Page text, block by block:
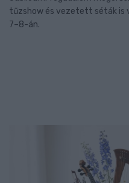
tűzshow és vezetett séták is
7–8-án.